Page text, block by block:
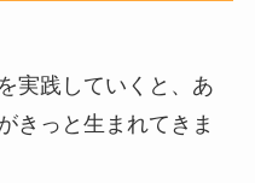
実践していくと、あ
きっと生まれてきま